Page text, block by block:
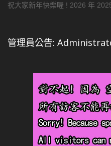
祝大家新年快樂喔 ! 2026 年
管理員公告: